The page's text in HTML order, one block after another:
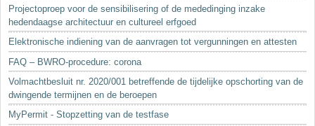
Projectoproep voor de sensibilisering of de mededinging inzake
hedendaagse architectuur en cultureel erfgoed
Elektronische indiening van de aanvragen tot vergunningen en attesten
FAQ – BWRO-procedure: corona
Volmachtbesluit nr. 2020/001 betreffende de tijdelijke opschorting van de
dwingende termijnen en de beroepen
MyPermit - Stopzetting van de testfase